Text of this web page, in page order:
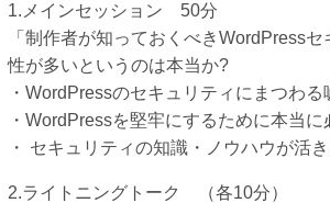
1.メインセッション 50分
「制作者が知っておくべきWordPress
性が多いというのは本当か?
・WordPressのセキュリティにまつわ
・WordPressを堅牢にするために本当
・ セキュリティの知識・ノウハウが活
2.ライトニングトーク （各10分）